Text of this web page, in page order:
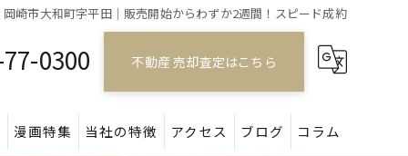
岡崎市大和町字平田｜販売開始からわずか2週間！スピード成約
0300 不動産 売却査定はこちら
漫画特集 当社の特徴 アクセス ブログ コラム